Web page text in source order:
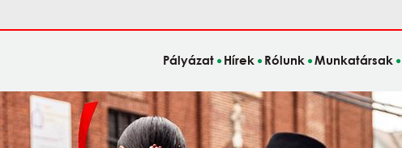
Pályázat Hírek Rólunk Munkatársak